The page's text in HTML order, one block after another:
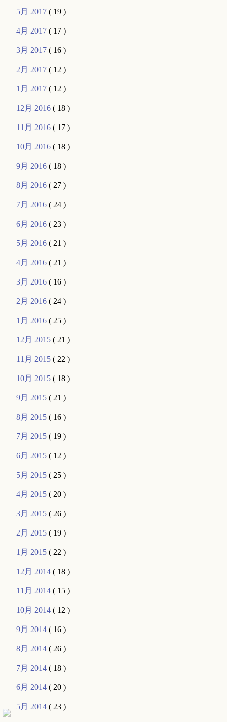
5月 2017( 19 )
4月 2017( 17 )
3月 2017( 16 )
2月 2017( 12 )
1月 2017( 12 )
12月 2016( 18 )
11月 2016( 17 )
10月 2016( 18 )
9月 2016( 18 )
8月 2016( 27 )
7月 2016( 24 )
6月 2016( 23 )
5月 2016( 21 )
4月 2016( 21 )
3月 2016( 16 )
2月 2016( 24 )
1月 2016( 25 )
12月 2015( 21 )
11月 2015( 22 )
10月 2015( 18 )
9月 2015( 21 )
8月 2015( 16 )
7月 2015( 19 )
6月 2015( 12 )
5月 2015( 25 )
4月 2015( 20 )
3月 2015( 26 )
2月 2015( 19 )
1月 2015( 22 )
12月 2014( 18 )
11月 2014( 15 )
10月 2014( 12 )
9月 2014( 16 )
8月 2014( 26 )
7月 2014( 18 )
6月 2014( 20 )
5月 2014( 23 )